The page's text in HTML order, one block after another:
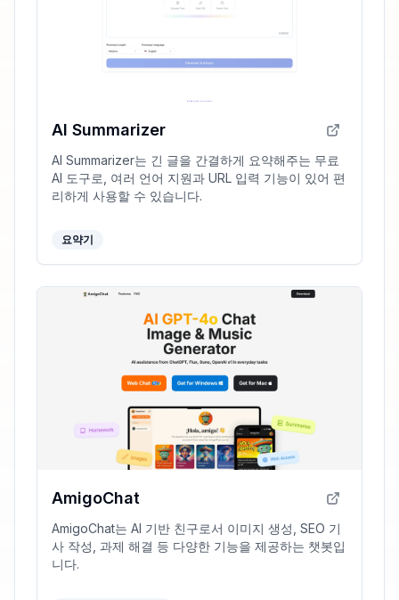
AI Summarizer
AI Summarizer는 긴 글을 간결하게 요약해주는 무료
AI 도구로, 여러 언어 지원과 URL 입력 기능이 있어 편
리하게 사용할 수 있습니다.
요약기
AmigoChat
AmigoChat는 AI 기반 친구로서 이미지 생성, SEO 기
사 작성, 과제 해결 등 다양한 기능을 제공하는 챗봇입
니다.